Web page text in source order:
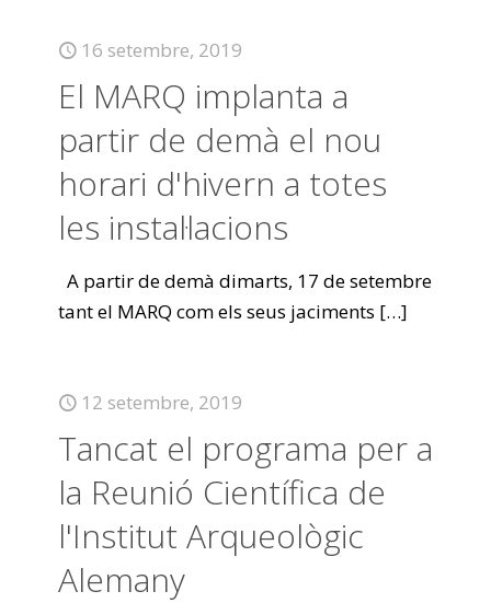
16 setembre, 2019
El MARQ implanta a
partir de demà el nou
horari d'hivern a totes
les instal·lacions
A partir de demà dimarts, 17 de setembre
tant el MARQ com els seus jaciments […]
12 setembre, 2019
Tancat el programa per a
la Reunió Científica de
l'Institut Arqueològic
Alemany